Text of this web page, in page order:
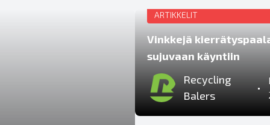
ARTIKKELIT
Vinkkejä
sujuvaan käyntiin
Recycling
Balers
•